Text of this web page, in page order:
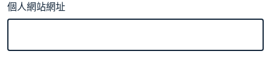
個人網站網址